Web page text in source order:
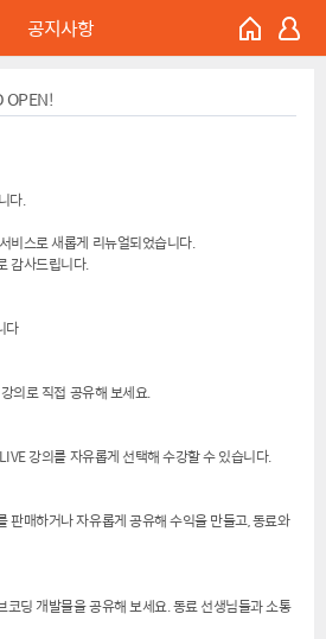
공지사항
OPEN!
다.
비스로 새롭게 리뉴얼되었습니다.
감사드립니다.
다
의로 직접 공유해 보세요.
강의를 자유롭게 선택해 수강할 수 있습니다.
판매하거나 자유롭게 공유해 수익을 만들고, 동료와
코딩 개발물을 공유해 보세요. 동료 선생님들과 소통